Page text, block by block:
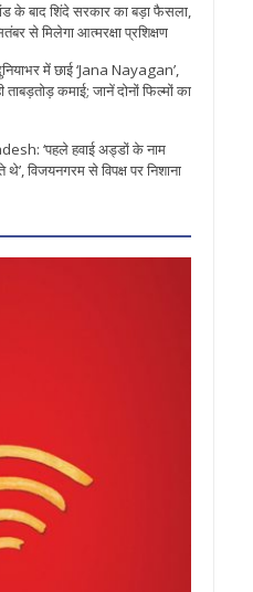
के बाद शिंदे सरकार का बड़ा फैसला,
से मिलेगा आत्मरक्षा प्रशिक्षण
में छाई ‘Jana Nayagan’,
कमाई; जानें दोनों फिल्मों का
‘पहले हवाई अड्डों के नाम
विजयनगरम से विपक्ष पर निशाना